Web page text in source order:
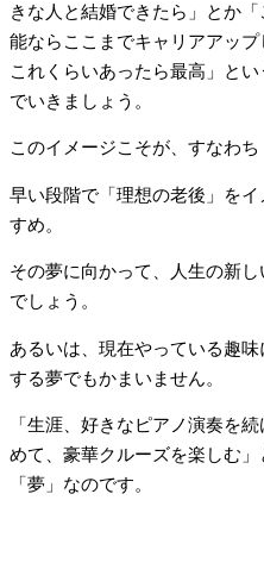
きな人と結婚できたら」とか
能ならここまでキャリアアッ
これくらいあったら最高」と
でいきましょう。
このイメージこそが、すなわち
早い段階で「理想の老後」を
すめ。
その夢に向かって、人生の新
でしょう。
あるいは、現在やっている趣
する夢でもかまいません。
「生涯、好きなピアノ演奏を
めて、豪華クルーズを楽しむ
「夢」なのです。